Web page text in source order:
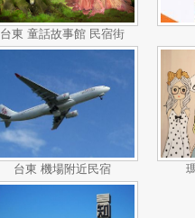
台東 童話故事館 民宿街
台東 機場附近民宿